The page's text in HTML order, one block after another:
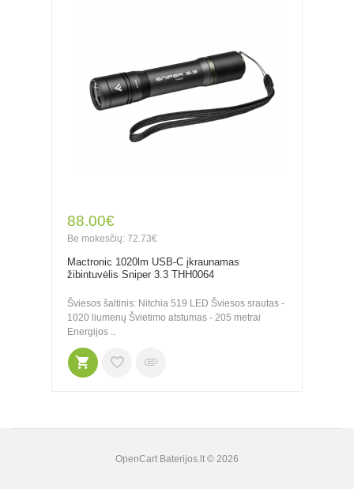
88.00€
Be mokesčių: 72.73€
Mactronic 1020lm USB-C įkraunamas
žibintuvėlis Sniper 3.3 THH0064
Šviesos šaltinis: Nitchia 519 LED Šviesos srautas -
1020 liumenų Švietimo atstumas - 205 metrai
Energijos ..
OpenCart Baterijos.lt © 2026